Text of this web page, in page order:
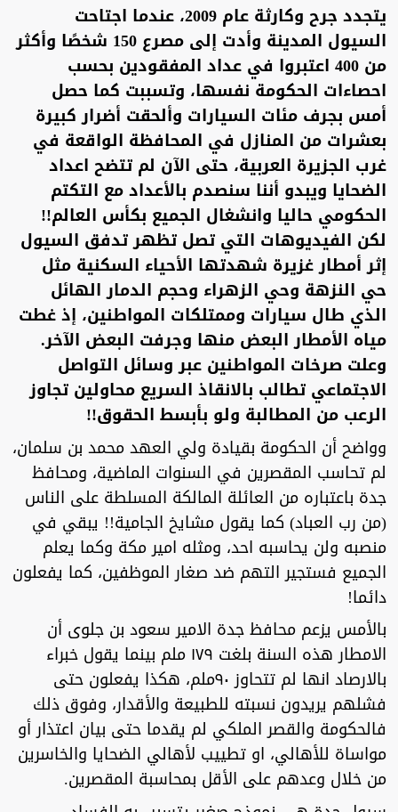
يتجدد جرح وكارثة عام 2009، عندما اجتاحت
السيول المدينة وأدت إلى مصرع 150 شخصًا وأكثر
من 400 اعتبروا في عداد المفقودين بحسب
احصاءات الحكومة نفسها، وتسببت كما حصل
أمس بجرف مئات السيارات وألحقت أضرار كبيرة
بعشرات من المنازل في المحافظة الواقعة في
غرب الجزيرة العربية، حتى الآن لم تتضح اعداد
الضحايا ويبدو أننا سنصدم بالأعداد مع التكتم
الحكومي حاليا وانشغال الجميع بكأس العالم!!
لكن الفيديوهات التي تصل تظهر تدفق السيول
إثر أمطار غزيرة شهدتها الأحياء السكنية مثل
حي النزهة وحي الزهراء وحجم الدمار الهائل
الذي طال سيارات وممتلكات المواطنين، إذ غطت
مياه الأمطار البعض منها وجرفت البعض الآخر.
وعلت صرخات المواطنين عبر وسائل التواصل
الاجتماعي تطالب بالانقاذ السريع محاولين تجاوز
الرعب من المطالبة ولو بأبسط الحقوق!!
وواضح أن الحكومة بقيادة ولي العهد محمد بن سلمان،
لم تحاسب المقصرين في السنوات الماضية، ومحافظ
جدة باعتباره من العائلة المالكة المسلطة على الناس
(من رب العباد) كما يقول مشايخ الجامية!! يبقي في
منصبه ولن يحاسبه احد، ومثله امير مكة وكما يعلم
الجميع فستجير التهم ضد صغار الموظفين، كما يفعلون
دائما!
بالأمس يزعم محافظ جدة الامير سعود بن جلوى أن
الامطار هذه السنة بلغت ١٧٩ ملم بينما يقول خبراء
بالارصاد انها لم تتحاوز ٩٠ملم، هكذا يفعلون حتى
فشلهم يريدون نسبته للطبيعة والأقدار، وفوق ذلك
فالحكومة والقصر الملكي لم يقدما حتى بيان اعتذار أو
مواساة للأهالي، او تطييب لأهالي الضحايا والخاسرين
من خلال وعدهم على الأقل بمحاسبة المقصرين.